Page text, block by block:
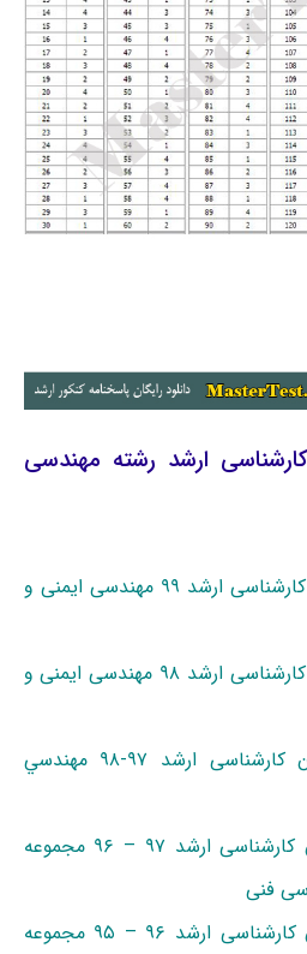
ارشد رشته مهندسی
دانلود سوالات کنکور کارشناسی ارشد ۹۹ مهندسی ایمنی و
دانلود سوالات کنکور کارشناسی ارشد ۹۸ مهندسی ایمنی و
دانلود سوالات آزمون کارشناسی ارشد ۹۷-۹۸ ﻣﻬﻨﺪﺳﻲ
دانلود سوالات آزمون کارشناسی ارشد ۹۷ – ۹۶ مجموعه
فنی
دانلود سوالات آزمون کارشناسی ارشد ۹۶ – ۹۵ مجموعه